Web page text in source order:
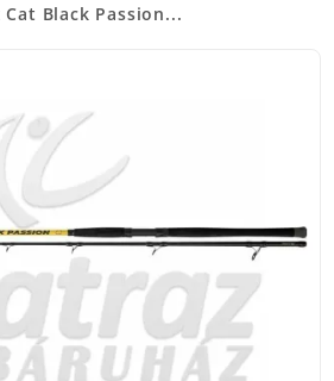
Cat Black Passion...